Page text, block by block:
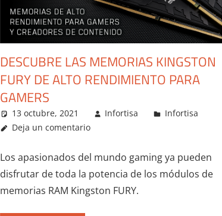
DESCUBRE LAS MEMORIAS KINGSTON
FURY DE ALTO RENDIMIENTO PARA
GAMERS
13 octubre, 2021 Infortisa
Infortisa
Deja un comentario
Los apasionados del mundo gaming ya pueden
disfrutar de toda la potencia de los módulos de
memorias RAM Kingston FURY.